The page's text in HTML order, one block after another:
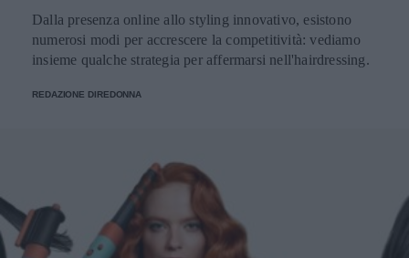
Dalla presenza online allo styling innovativo, esistono
numerosi modi per accrescere la competitività: vediamo
insieme qualche strategia per affermarsi nell'hairdressing.
REDAZIONE DIREDONNA